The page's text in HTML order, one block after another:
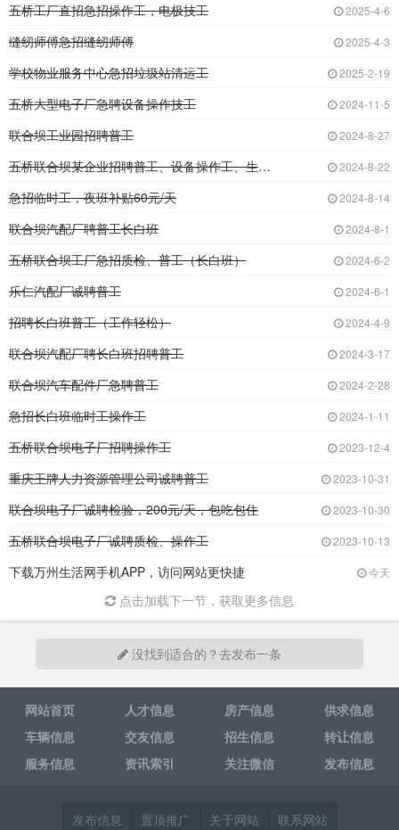
五桥工厂直招急招操作工，电极技工 2025-4-6
缝纫师傅急招缝纫师傅 2025-4-3
学校物业服务中心急招垃圾站清运工 2025-2-19
五桥大型电子厂急聘设备操作技工 2024-11-5
联合坝工业园招聘普工 2024-8-27
五桥联合坝某企业招聘普工、设备操作工、生产组 2024-8-22
急招临时工，夜班补贴60元/天 2024-8-14
联合坝汽配厂聘普工长白班 2024-8-1
五桥联合坝工厂急招质检、普工（长白班） 2024-6-2
乐仁汽配厂诚聘普工 2024-6-1
招聘长白班普工（工作轻松） 2024-4-9
联合坝汽配厂聘长白班招聘普工 2024-3-17
联合坝汽车配件厂急聘普工 2024-2-28
急招长白班临时工操作工 2024-1-11
五桥联合坝电子厂招聘操作工 2023-12-4
重庆王牌人力资源管理公司诚聘普工 2023-10-31
联合坝电子厂诚聘检验，200元/天，包吃包住 2023-10-30
五桥联合坝电子厂诚聘质检、操作工 2023-10-13
下载万州生活网手机APP，访问网站更快捷 今天
点击加载下一节，获取更多信息
没找到适合的？去发布一条
网站首页 人才信息 房产信息
供求信息
车辆信息
交友信息 招生信息
转让信息
服务信息
资讯索引 关注微信 发布信息
发布信息 置顶推广 关于网站 联系网站